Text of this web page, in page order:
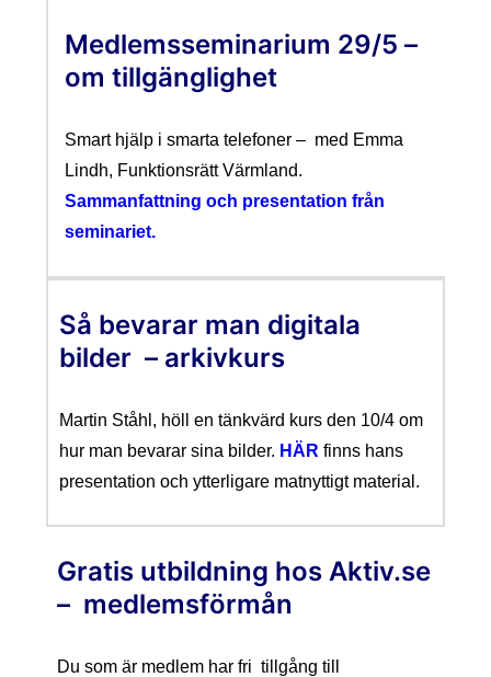
Medlemsseminarium 29/5 –
om tillgänglighet
Smart hjälp i smarta telefoner – med Emma
Lindh, Funktionsrätt Värmland.
Sammanfattning och presentation från
seminariet.
Så bevarar man digitala
bilder – arkivkurs
Martin Ståhl, höll en tänkvärd kurs den 10/4 om
hur man bevarar sina bilder. HÄR finns hans
presentation och ytterligare matnyttigt material.
Gratis utbildning hos Aktiv.se
– medlemsförmån
Du som är medlem har fri tillgång till